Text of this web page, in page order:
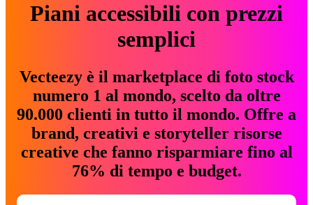
Piani accessibili con prezzi
semplici
Vecteezy è il marketplace di foto stock
numero 1 al mondo, scelto da oltre
90.000 clienti in tutto il mondo. Offre a
brand, creativi e storyteller risorse
creative che fanno risparmiare fino al
76% di tempo e budget.